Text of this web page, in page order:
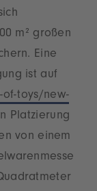
m² großen
Eine
ist auf
of-toys/new-
Platzierung
von einem